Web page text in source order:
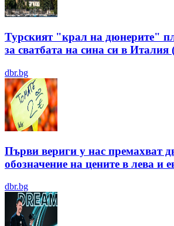
Турският "крал на дюнерите"
за сватбата на сина си в
dbr.bg
Първи вериги у нас премахват
обозначение на цените в лева и
dbr.bg